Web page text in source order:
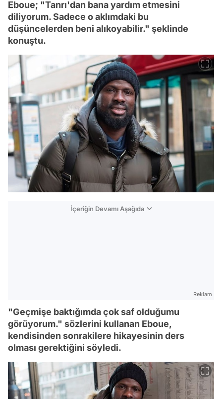
Eboue; "Tanrı'dan bana yardım etmesini
diliyorum. Sadece o aklımdaki bu
düşüncelerden beni alıkoyabilir." şeklinde
konuştu.
İçeriğin Devamı Aşağıda
Reklam
"Geçmişe baktığımda çok saf olduğumu
görüyorum." sözlerini kullanan Eboue,
kendisinden sonrakilere hikayesinin ders
olması gerektiğini söyledi.